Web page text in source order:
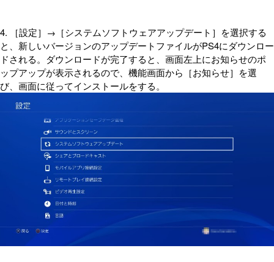
4. ［設定］→［システムソフトウェアアップデート］を選択する
と、新しいバージョンのアップデートファイルがPS4にダウンロー
ドされる。ダウンロードが完了すると、画面左上にお知らせのポ
ップアップが表示されるので、機能画面から［お知らせ］を選
び、画面に従ってインストールをする。